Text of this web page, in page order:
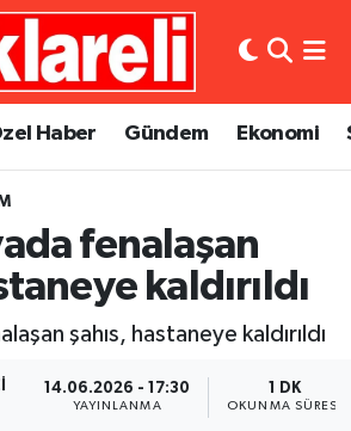
Haber Gündem Ekonomi
fenalaşan
kaldırıldı
şahıs, hastaneye kaldırıldı
14.06.2026 - 17:30
YAYINLANMA
1 DK
OKUNMA SÜRESI
Eczaneler
Yoğunluk Haritası
Durumu ve Fikstür